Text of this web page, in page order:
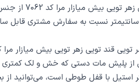
گردنبند
شده است. این گردنبند با ضخامت 1 میلیمتر در ابعاد 2.5